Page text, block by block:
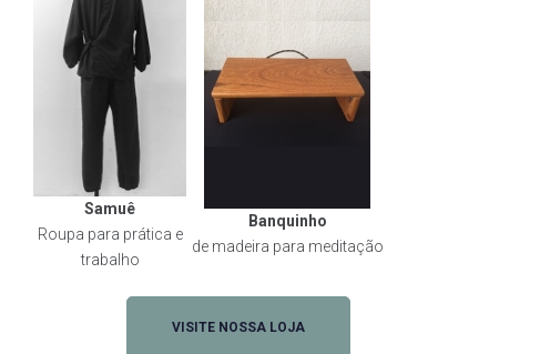
Samuê
Roupa para prática e
trabalho
Banquinho
de madeira para meditação
VISITE NOSSA LOJA